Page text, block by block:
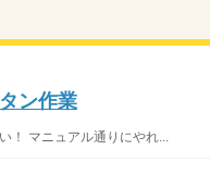
ン作業
！ マニュアル通りにやれ...